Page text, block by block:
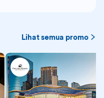
Lihat semua promo